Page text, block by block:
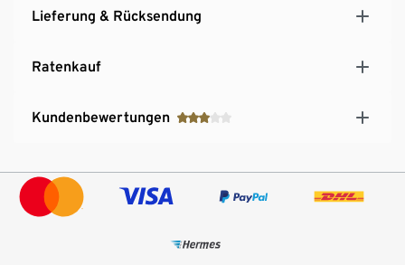
Lieferung & Rücksendung
Ratenkauf
Kundenbewertungen